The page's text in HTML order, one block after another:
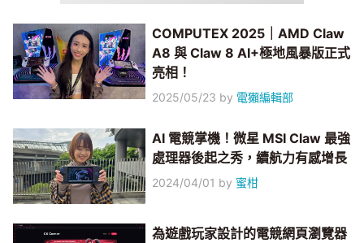
COMPUTEX 2025｜AMD Claw
A8 與 Claw 8 AI+極地風暴版正式
亮相！
2025/05/23 by 電獺編輯部
AI 電競掌機！微星 MSI Claw 最強
處理器後起之秀，續航力有感增長
2024/04/01 by 蜜柑
為遊戲玩家設計的電競網頁瀏覽器